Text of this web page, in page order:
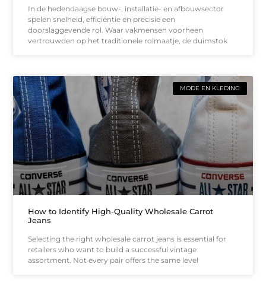
In de hedendaagse bouw-, installatie- en afbouwsector
spelen snelheid, efficiëntie en precisie een
doorslaggevende rol. Waar vakmensen voorheen
vertrouwden op het traditionele rolmaatje, de duimstok
MODE EN KLEDING
How to Identify High-Quality Wholesale Carrot
Jeans
Selecting the right wholesale carrot jeans is essential for
retailers who want to build a successful vintage
assortment. Not every pair offers the same level